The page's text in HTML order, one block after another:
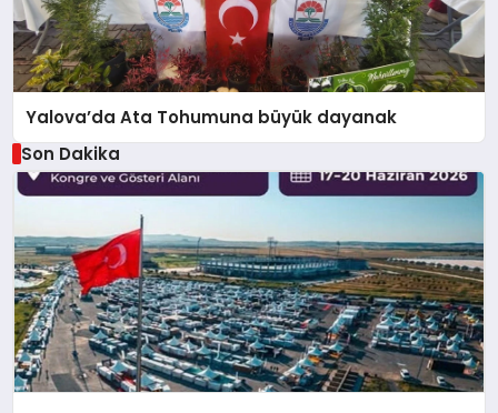
Yalova’da Ata Tohumuna büyük dayanak
Son Dakika